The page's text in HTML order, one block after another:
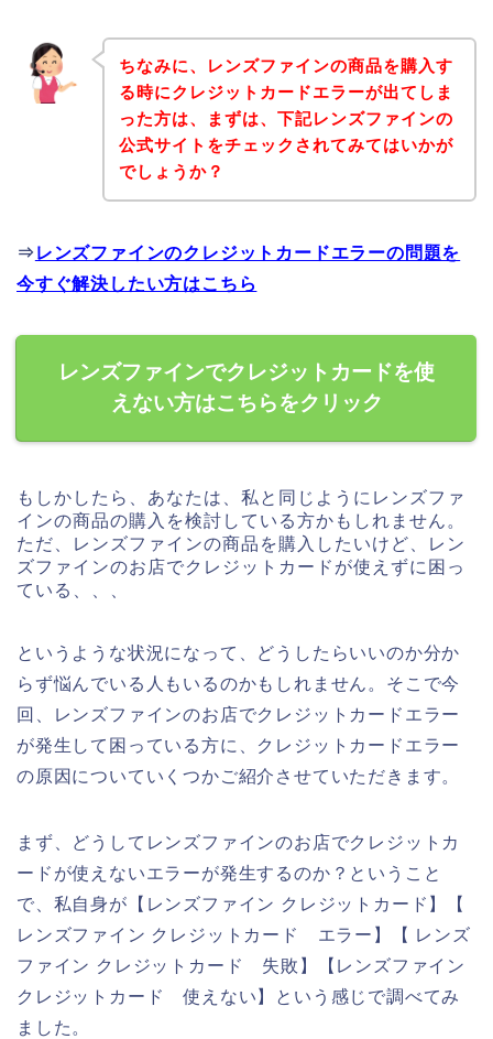
ちなみに、レンズファインの商品を購入す
る時にクレジットカードエラーが出てしま
った方は、まずは、下記レンズファインの
公式サイトをチェックされてみてはいかが
でしょうか？
⇒ レンズファインのクレジットカードエラーの問題を
今すぐ解決したい方はこちら
レンズファインでクレジットカードを使
えない方はこちらをクリック
もしかしたら、あなたは、私と同じようにレンズファ
インの商品の購入を検討している方かもしれません。
ただ、レンズファインの商品を購入したいけど、レン
ズファインのお店でクレジットカードが使えずに困っ
ている、、、
というような状況になって、どうしたらいいのか分か
らず悩んでいる人もいるのかもしれません。そこで今
回、レンズファインのお店でクレジットカードエラー
が発生して困っている方に、クレジットカードエラー
の原因についていくつかご紹介させていただきます。
まず、どうしてレンズファインのお店でクレジットカ
ードが使えないエラーが発生するのか？ということ
で、私自身が【レンズファイン クレジットカード】【
レンズファイン クレジットカード エラー】【 レンズ
ファイン クレジットカード 失敗】【レンズファイン
クレジットカード 使えない】という感じで調べてみ
ました。